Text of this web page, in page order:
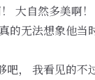
大自然多美啊
的无法想象他当
， 我看见的不